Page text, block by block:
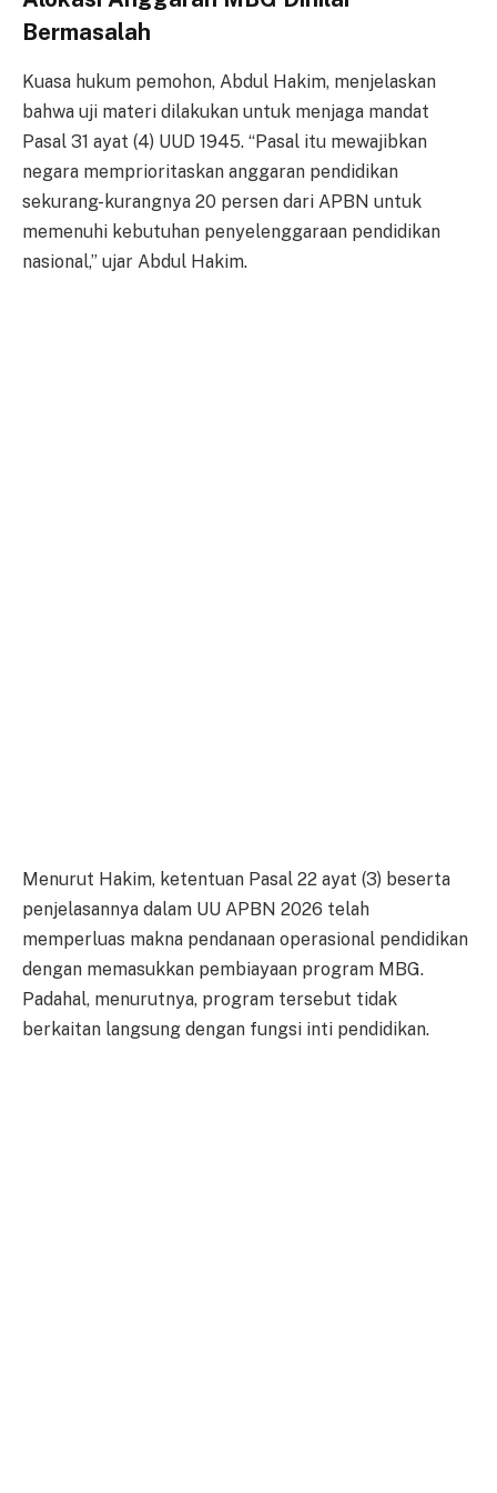
Bermasalah
Kuasa hukum pemohon, Abdul Hakim, menjelaskan
bahwa uji materi dilakukan untuk menjaga mandat
Pasal 31 ayat (4) UUD 1945. “Pasal itu mewajibkan
negara memprioritaskan anggaran pendidikan
sekurang-kurangnya 20 persen dari APBN untuk
memenuhi kebutuhan penyelenggaraan pendidikan
nasional,” ujar Abdul Hakim.
Menurut Hakim, ketentuan Pasal 22 ayat (3) beserta
penjelasannya dalam UU APBN 2026 telah
memperluas makna pendanaan operasional pendidikan
dengan memasukkan pembiayaan program MBG.
Padahal, menurutnya, program tersebut tidak
berkaitan langsung dengan fungsi inti pendidikan.